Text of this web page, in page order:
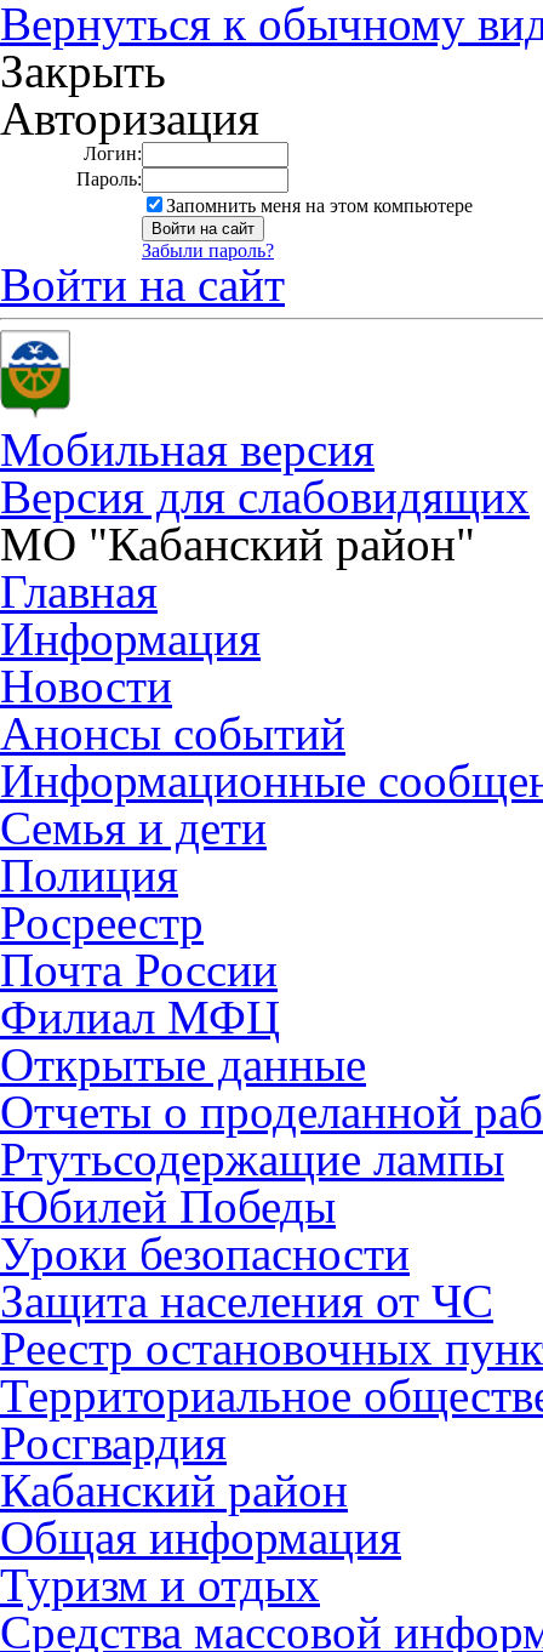
Вернуться к обычному
Закрыть
Авторизация
Логин:
Пароль:
Запомнить меня на этом компьютере
Забыли пароль?
Войти на сайт
Мобильная версия
Версия для слабовидящих
МО "Кабанский район"
Главная
Информация
Новости
Анонсы событий
Информационные
Семья и дети
Полиция
Росреестр
Почта России
Филиал МФЦ
Открытые данные
Отчеты о проделанной
Ртутьсодержащие лампы
Юбилей Победы
Уроки безопасности
Защита населения от ЧС
Реестр остановочных
Территориальное
Росгвардия
Кабанский район
Общая информация
Туризм и отдых
Средства массовой